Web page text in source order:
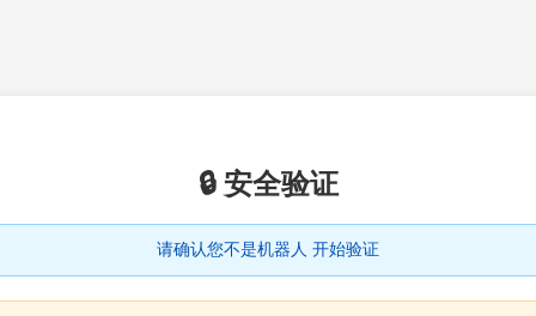
🔒 安全验证
请确认您不是机器人 开始验证